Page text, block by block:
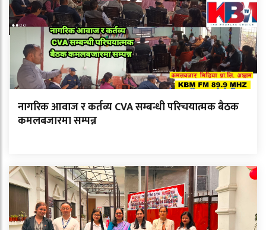
नागरिक आवाज र कर्तव्य CVA सम्बन्धी परिचयात्मक बैठक
कमलबजारमा सम्पन्न